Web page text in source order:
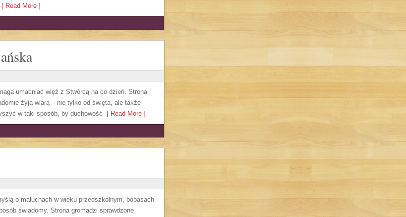
Read More ]
umacniać więź z Stwórcą na co dzień. Strona
żyją wiarą – nie tylko od święta, ale także
w taki sposób, by duchowość [ Read More ]
o maluchach w wieku przedszkolnym, bobasach
świadomy. Strona gromadzi sprawdzone